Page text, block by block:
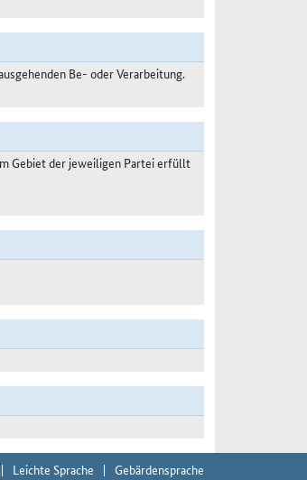
Be- oder Verarbeitung.
Gebiet der jeweiligen Partei erfüllt
Leichte Sprache Gebärdensprache